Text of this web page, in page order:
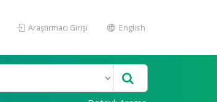
Araştırmacı Girişi English